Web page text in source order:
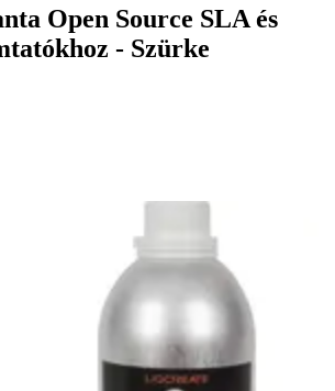
Open Source SLA és
- Szürke